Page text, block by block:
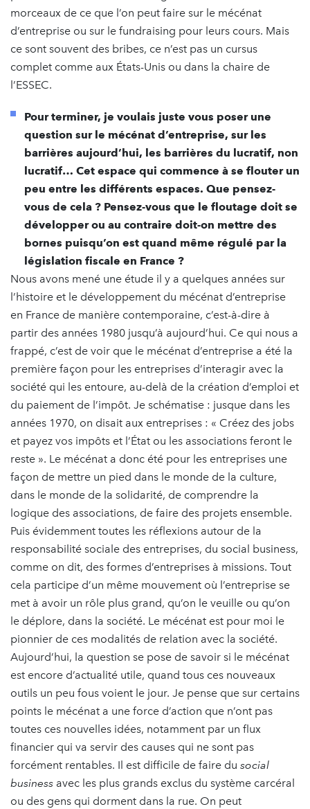
morceaux de ce que l’on peut faire sur le mécénat
d’entreprise ou sur le fundraising pour leurs cours. Mais
ce sont souvent des bribes, ce n’est pas un cursus
complet comme aux États-Unis ou dans la chaire de
l’ESSEC.
Pour terminer, je voulais juste vous poser une
question sur le mécénat d’entreprise, sur les
barrières aujourd’hui, les barrières du lucratif, non
lucratif… Cet espace qui commence à se flouter un
peu entre les différents espaces. Que pensez-
vous de cela ? Pensez-vous que le floutage doit se
développer ou au contraire doit-on mettre des
bornes puisqu’on est quand même régulé par la
législation fiscale en France ?
Nous avons mené une étude il y a quelques années sur
l’histoire et le développement du mécénat d’entreprise
en France de manière contemporaine, c’est-à-dire à
partir des années 1980 jusqu’à aujourd’hui. Ce qui nous a
frappé, c’est de voir que le mécénat d’entreprise a été la
première façon pour les entreprises d’interagir avec la
société qui les entoure, au-delà de la création d’emploi et
du paiement de l’impôt. Je schématise : jusque dans les
années 1970, on disait aux entreprises : « Créez des jobs
et payez vos impôts et l’État ou les associations feront le
reste ». Le mécénat a donc été pour les entreprises une
façon de mettre un pied dans le monde de la culture,
dans le monde de la solidarité, de comprendre la
logique des associations, de faire des projets ensemble.
Puis évidemment toutes les réflexions autour de la
responsabilité sociale des entreprises, du social business,
comme on dit, des formes d’entreprises à missions. Tout
cela participe d’un même mouvement où l’entreprise se
met à avoir un rôle plus grand, qu’on le veuille ou qu’on
le déplore, dans la société. Le mécénat est pour moi le
pionnier de ces modalités de relation avec la société.
Aujourd’hui, la question se pose de savoir si le mécénat
est encore d’actualité utile, quand tous ces nouveaux
outils un peu fous voient le jour. Je pense que sur certains
points le mécénat a une force d’action que n’ont pas
toutes ces nouvelles idées, notamment par un flux
financier qui va servir des causes qui ne sont pas
forcément rentables. Il est difficile de faire du social
business avec les plus grands exclus du système carcéral
ou des gens qui dorment dans la rue. On peut